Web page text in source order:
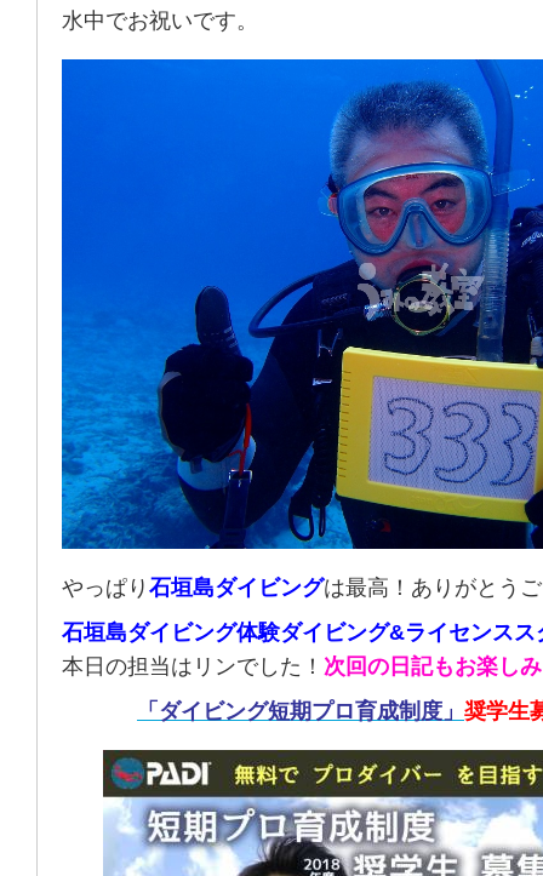
水中でお祝いです。
やっぱり 石垣島ダイビングは最高！ありがとう
石垣島ダイビング体験ダイビング&ライセンスス
本日の担当はリンでした！ 次回の日記もお楽し
「ダイビング短期プロ育成制度」 奨学生